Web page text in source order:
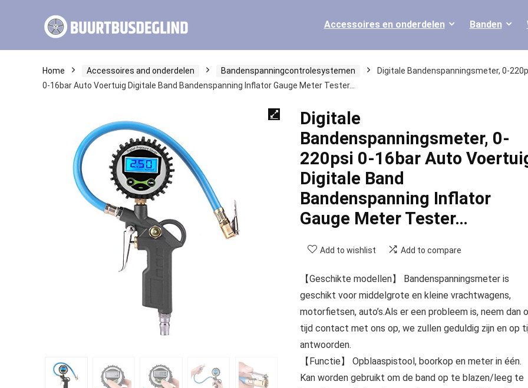
Accessoires en onderdelen Banden
Home Accessoires and onderdelen Bandenspanningcontrolesystemen
Digitale Bandenspanningsmeter, 0-
0-16bar Auto Voertuig Digitale Band Bandenspanning Inflator Gauge Meter Tester…
Digitale
Bandenspanningsmeter, 0-
220psi 0-16bar Auto
Digitale Band
Bandenspanning Inflator
Gauge Meter Tester…
Add to wishlist Add to compare
【Geschikte modellen】 Bandenspanningsmeter is
geschikt voor middelgrote en kleine vrachtwagens,
motorfietsen, auto’s.Als er een probleem is, neem dan
tijd contact met ons op, we zullen geduldig zijn en op
antwoorden.
【Functie】 Opblaaspistool, boorkop en meter in één.
Kan worden gebruikt om de band op te blazen/leeg te